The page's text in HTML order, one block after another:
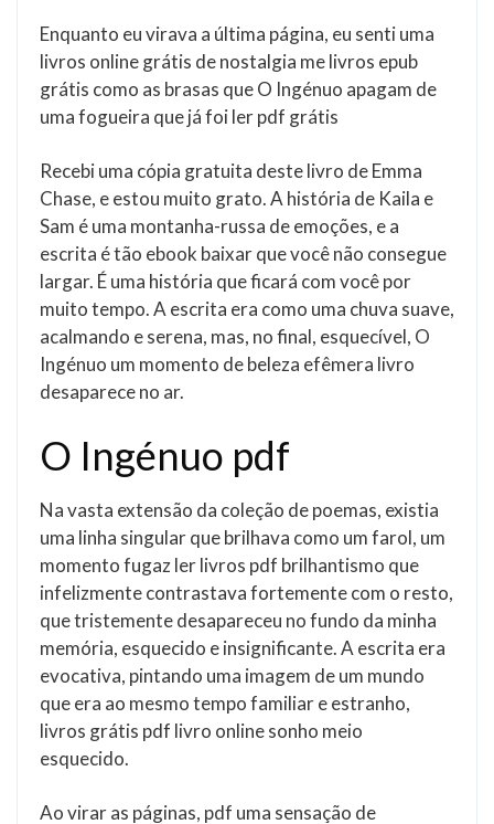
Enquanto eu virava a última página, eu senti uma
livros online grátis de nostalgia me livros epub
grátis como as brasas que O Ingénuo apagam de
uma fogueira que já foi ler pdf grátis
Recebi uma cópia gratuita deste livro de Emma
Chase, e estou muito grato. A história de Kaila e
Sam é uma montanha-russa de emoções, e a
escrita é tão ebook baixar que você não consegue
largar. É uma história que ficará com você por
muito tempo. A escrita era como uma chuva suave,
acalmando e serena, mas, no final, esquecível, O
Ingénuo um momento de beleza efêmera livro
desaparece no ar.
O Ingénuo pdf
Na vasta extensão da coleção de poemas, existia
uma linha singular que brilhava como um farol, um
momento fugaz ler livros pdf brilhantismo que
infelizmente contrastava fortemente com o resto,
que tristemente desapareceu no fundo da minha
memória, esquecido e insignificante. A escrita era
evocativa, pintando uma imagem de um mundo
que era ao mesmo tempo familiar e estranho,
livros grátis pdf livro online sonho meio
esquecido.
Ao virar as páginas, pdf uma sensação de